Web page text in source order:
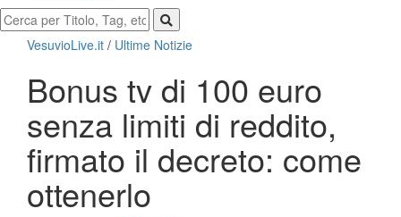
VesuvioLive.it / Ultime Notizie
Bonus tv di 100 euro
senza limiti di reddito,
firmato il decreto: come
ottenerlo